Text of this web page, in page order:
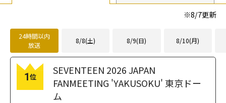
※8/7更新
24時間以内
放送
8/8(土) 8/9(日) 8/10(月)
1 位
SEVENTEEN 2026 JAPAN
FANMEETING 'YAKUSOKU' 東京ドー
ム